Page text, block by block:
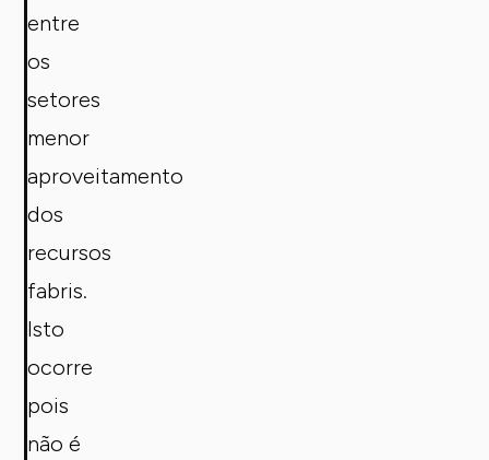
entre
os
setores
menor
aproveitamento
dos
recursos
fabris.
Isto
ocorre
pois
não é